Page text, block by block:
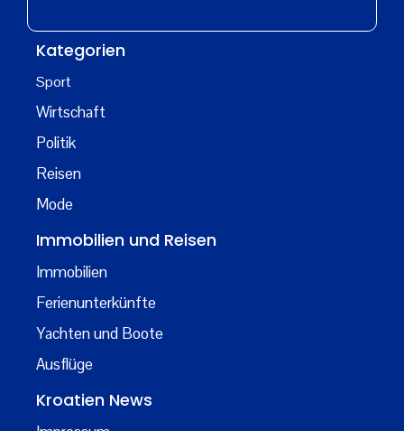
Kategorien
Sport
Wirtschaft
Politik
Reisen
Mode
Immobilien und Reisen
Immobilien
Ferienunterkünfte
Yachten und Boote
Ausflüge
Kroatien News